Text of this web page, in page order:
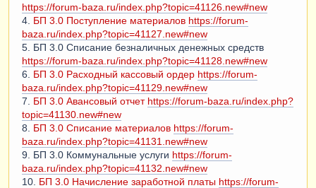
https://forum-baza.ru/index.php?topic=41126.new#new
4. БП 3.0 Поступление материалов https://forum-
baza.ru/index.php?topic=41127.new#new
5. БП 3.0 Списание безналичных денежных средств
https://forum-baza.ru/index.php?topic=41128.new#new
6. БП 3.0 Расходный кассовый ордер https://forum-
baza.ru/index.php?topic=41129.new#new
7. БП 3.0 Авансовый отчет https://forum-baza.ru/index.php?
topic=41130.new#new
8. БП 3.0 Списание материалов https://forum-
baza.ru/index.php?topic=41131.new#new
9. БП 3.0 Коммунальные услуги https://forum-
baza.ru/index.php?topic=41132.new#new
10. БП 3.0 Начисление заработной платы https://forum-